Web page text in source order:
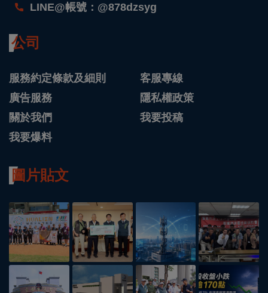
LINE@帳號：@878dzsyg
公司
服務約定條款及細則
客服專線
廣告服務
隱私權政策
關於我們
我要投稿
我要爆料
圖片貼文